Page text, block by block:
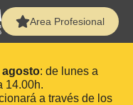
Area Profesional
agosto: de lunes a
14.00h.
a través de los